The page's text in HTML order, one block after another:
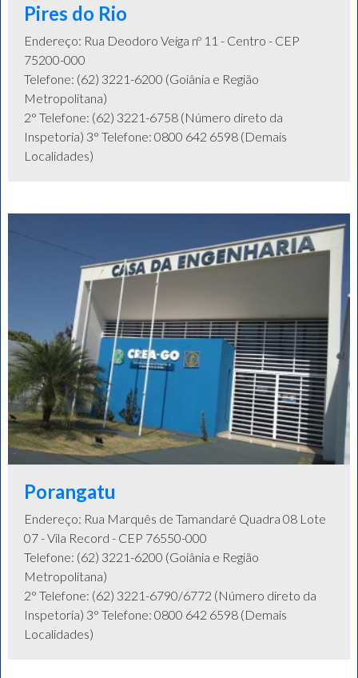
Pires do Rio
Endereço: Rua Deodoro Veiga nº 11 - Centro - CEP
75200-000
Telefone: (62) 3221-6200 (Goiânia e Região
Metropolitana)
2° Telefone: (62) 3221-6758 (Número direto da
Inspetoria) 3° Telefone: 0800 642 6598 (Demais
Localidades)
Porangatu
Endereço: Rua Marquês de Tamandaré Quadra 08 Lote
07 - Vila Record - CEP 76550-000
Telefone: (62) 3221-6200 (Goiânia e Região
Metropolitana)
2° Telefone: (62) 3221-6790/6772 (Número direto da
Inspetoria) 3° Telefone: 0800 642 6598 (Demais
Localidades)